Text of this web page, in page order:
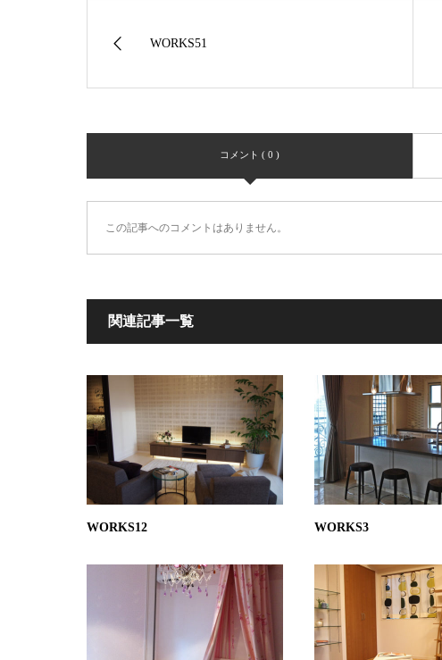
WORKS51
コメント ( 0 )
この記事へのコメントはありません。
関連記事一覧
WORKS12 WORKS3